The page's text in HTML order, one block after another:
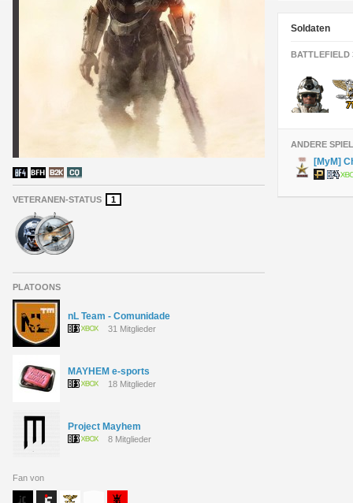
VETERANEN-STATUS 1
PLATOONS
nL Team - Comunidade
31 Mitglieder
MAYHEM e-sports
18 Mitglieder
Project Mayhem
8 Mitglieder
Fan von
Soldaten
BATTLEFIELD
ANDERE
[MyM]